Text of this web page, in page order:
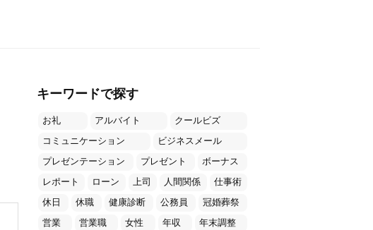
キーワードで探す
お礼 アルバイト
クールビズ
コミュニケーション
ビジネスメール
プレゼンテーション
プレゼント
ボーナス
レポート
ローン 上司 人間関係
仕事術
休日
休職 健康診断 公務員
冠婚葬祭
営業
営業職 女性 年収
年末調整